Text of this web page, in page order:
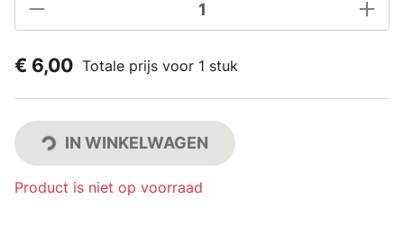
€ 6,00 Totale prijs voor 1 stuk
IN WINKELWAGEN
Product is niet op voorraad